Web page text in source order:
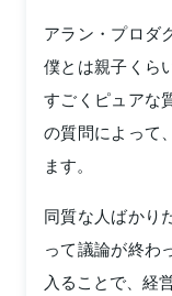
アラン・プロダ
僕とは親子くら
すごくピュアな
の質問によって
ます。
同質な人ばかり
って議論が終わ
入ることで、経